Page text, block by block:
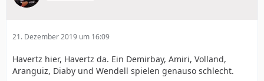
21. Dezember 2019 um 16:09
Havertz hier, Havertz da. Ein Demirbay, Amiri, Volland,
Aranguiz, Diaby und Wendell spielen genauso schlecht.